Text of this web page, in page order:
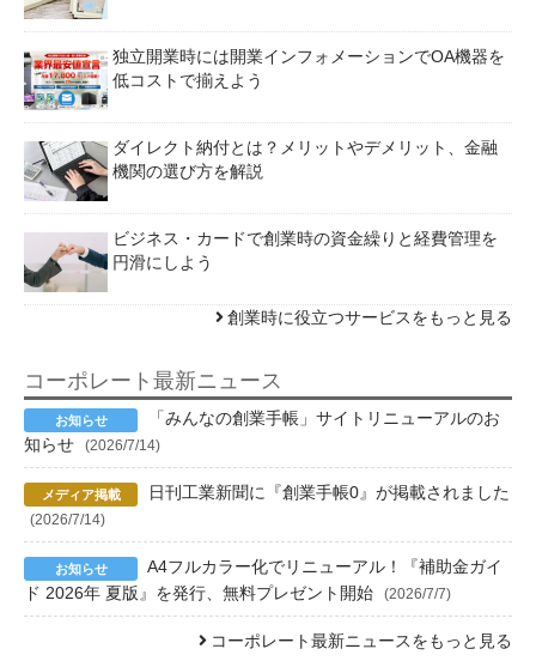
独立開業時には開業インフォメーションでOA機器を
低コストで揃えよう
ダイレクト納付とは？メリットやデメリット、金融
機関の選び方を解説
ビジネス・カードで創業時の資金繰りと経費管理を
円滑にしよう
創業時に役立つサービスをもっと見る
コーポレート最新ニュース
「みんなの創業手帳」サイトリニューアルのお
知らせ
(2026/7/14)
日刊工業新聞に『創業手帳0』が掲載されました
(2026/7/14)
A4フルカラー化でリニューアル！『補助金ガイ
ド 2026年 夏版』を発行、無料プレゼント開始
(2026/7/7)
コーポレート最新ニュースをもっと見る